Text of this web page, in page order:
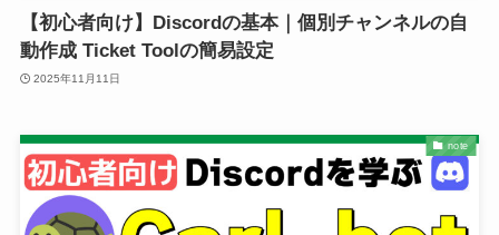
【初心者向け】Discordの基本｜個別チャンネルの自
動作成 Ticket Toolの簡易設定
2025年11月11日
note